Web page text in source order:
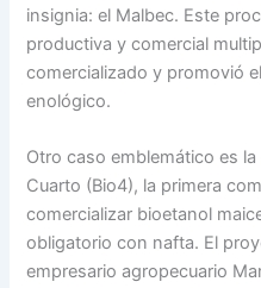
insignia: el Malbec. Este
productiva y comercial
comercializado y promovió
enológico.
Otro caso emblemático es
Cuarto (Bio4), la primera
comercializar bioetanol
obligatorio con nafta. El
empresario agropecuario